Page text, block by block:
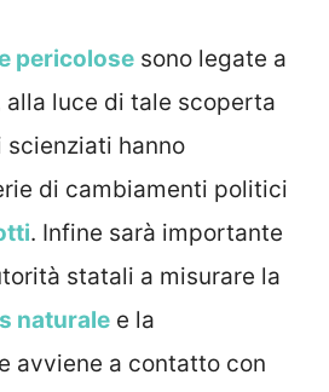
pericolose sono legate a
luce di tale scoperta
scienziati hanno
di cambiamenti politici
. Infine sarà importante
statali a misurare la
naturale e la
avviene a contatto con